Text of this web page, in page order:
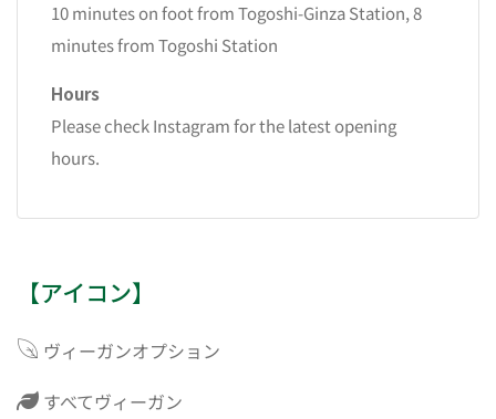
10 minutes on foot from Togoshi-Ginza Station, 8
minutes from Togoshi Station
Hours
Please check Instagram for the latest opening
hours.
【アイコン】
ヴィーガンオプション
すべてヴィーガン